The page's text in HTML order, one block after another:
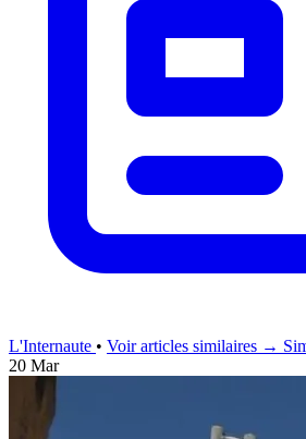
L'Internaute • Voir articles similaires →
20 Mar